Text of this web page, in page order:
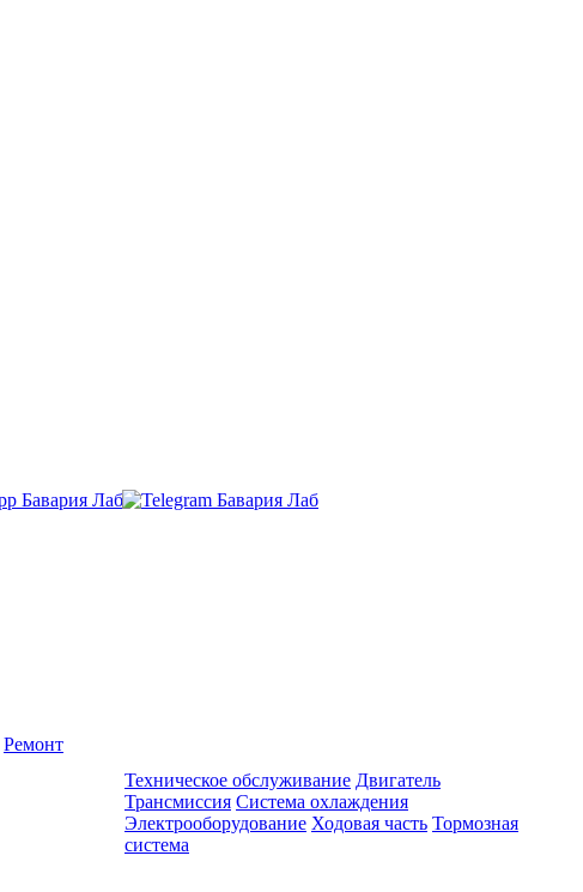
Ремонт
Техническое обслуживание Двигатель
Трансмиссия Система охлаждения
Электрооборудование Ходовая часть Тормозная
система